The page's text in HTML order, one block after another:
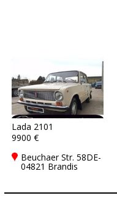
Lada 2101
9900 €
Beuchaer Str. 58DE-
04821 Brandis